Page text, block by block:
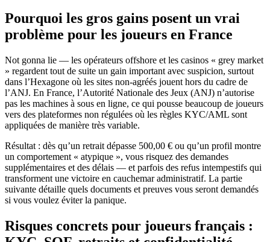
Pourquoi les gros gains posent un vrai
problème pour les joueurs en France
Not gonna lie — les opérateurs offshore et les casinos « grey market
» regardent tout de suite un gain important avec suspicion, surtout
dans l’Hexagone où les sites non‑agréés jouent hors du cadre de
l’ANJ. En France, l’Autorité Nationale des Jeux (ANJ) n’autorise
pas les machines à sous en ligne, ce qui pousse beaucoup de joueurs
vers des plateformes non régulées où les règles KYC/AML sont
appliquées de manière très variable.
Résultat : dès qu’un retrait dépasse 500,00 € ou qu’un profil montre
un comportement « atypique », vous risquez des demandes
supplémentaires et des délais — et parfois des refus intempestifs qui
transforment une victoire en cauchemar administratif. La partie
suivante détaille quels documents et preuves vous seront demandés
si vous voulez éviter la panique.
Risques concrets pour joueurs français :